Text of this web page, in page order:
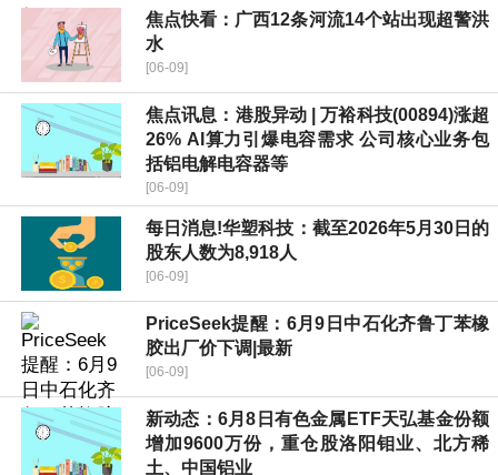
焦点快看：广西12条河流14个站出现超警洪
水
[06-09]
焦点讯息：港股异动 | 万裕科技(00894)涨超
26% AI算力引爆电容需求 公司核心业务包
括铝电解电容器等
[06-09]
每日消息!华塑科技：截至2026年5月30日的
股东人数为8,918人
[06-09]
PriceSeek提醒：6月9日中石化齐鲁丁苯橡
胶出厂价下调|最新
[06-09]
新动态：6月8日有色金属ETF天弘基金份额
增加9600万份，重仓股洛阳钼业、北方稀
土、中国铝业